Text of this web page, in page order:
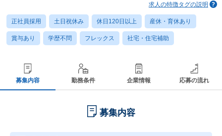
求人の特徴タグの説明
正社員採用 土日祝休み 休日120日以上 産休・育休あり
賞与あり 学歴不問 フレックス 社宅・住宅補助
募集内容 勤務条件 企業情報 応募の流れ
募集内容